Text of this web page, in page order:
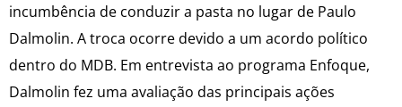
incumbência de conduzir a pasta no lugar de Paulo
Dalmolin. A troca ocorre devido a um acordo político
dentro do MDB. Em entrevista ao programa Enfoque,
Dalmolin fez uma avaliação das principais ações